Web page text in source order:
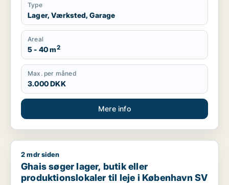
Type
Lager, Værksted, Garage
Areal
5 - 40 m2
Max. per måned
3.000 DKK
Mere info
Ghais søger lager, butik eller produktionslokaler til leje i
2 mdr siden
Ghais søger lager, butik eller
produktionslokaler til leje i København SV